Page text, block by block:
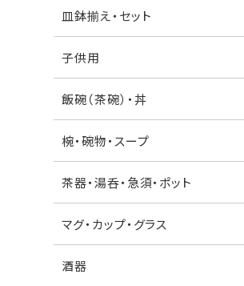
皿鉢揃え・セット
子供用
飯碗（茶碗）・丼
椀・碗物・スープ
茶器・湯呑・急須・ポット
マグ・カップ・グラス
酒器